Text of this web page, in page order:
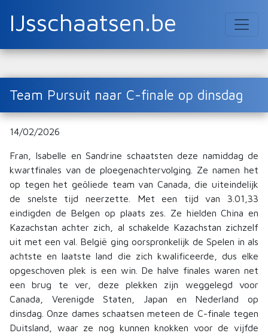
IJsschaatsen.be
Team Pursuit naar C-finale op dinsdag
14/02/2026
Fran, Isabelle en Sandrine schaatsten deze namiddag de
kwartfinales van de ploegenachtervolging. Ze namen het
op tegen het geöliede team van Canada, die uiteindelijk
de snelste tijd neerzette. Met een tijd van 3.01,33
eindigden de Belgen op plaats zes. Ze hielden China en
Kazachstan achter zich, al schakelde Kazachstan zichzelf
uit met een val. België ging oorspronkelijk de Spelen in als
achtste en laatste land die zich kwalificeerde, dus elke
opgeschoven plek is een win. De halve finales waren net
een brug te ver, deze plekken zijn weggelegd voor
Canada, Verenigde Staten, Japan en Nederland op
dinsdag. Onze dames schaatsen meteen de C-finale tegen
Duitsland, waar ze nog kunnen knokken voor de vijfde